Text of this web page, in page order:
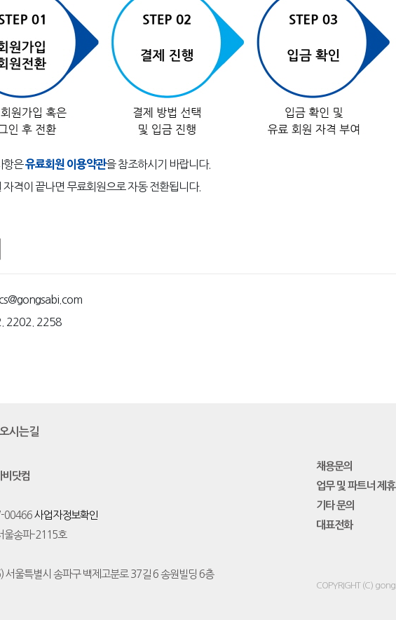
항은유료회원 이용약관을 참조하시기 바랍니다.
자격이 끝나면 무료회원으로 자동 전환됩니다.
2202. 2258
오시는길
비닷컴
00466사업자정보확인
울송파-2115호
서울특별시 송파구 백제고분로 37길 6 송원빌딩 6층
채용문의
업무 및 파트너 제휴
기타 문의
대표전화
COPYRIGHT (C)